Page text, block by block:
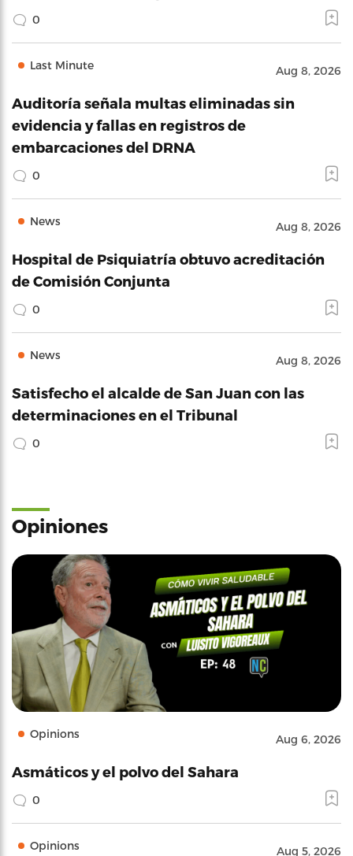
0
Last Minute Aug 8, 2026
Auditoría señala multas eliminadas sin
evidencia y fallas en registros de
embarcaciones del DRNA
0
News Aug 8, 2026
Hospital de Psiquiatría obtuvo acreditación
de Comisión Conjunta
0
News Aug 8, 2026
Satisfecho el alcalde de San Juan con las
determinaciones en el Tribunal
0
Opiniones
Opinions Aug 6, 2026
Asmáticos y el polvo del Sahara
0
Opinions Aug 5, 2026